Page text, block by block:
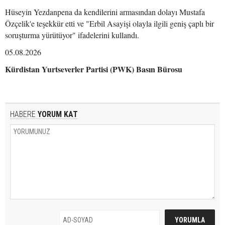
Hüseyin Yezdanpena da kendilerini armasından dolayı Mustafa
Özçelik'e teşekkür etti ve "Erbil Asayişi olayla ilgili geniş çaplı bir
soruşturma yürütüyor" ifadelerini kullandı.
05.08.2026
Kürdistan Yurtseverler Partisi (PWK) Basın Bürosu
HABERE YORUM KAT